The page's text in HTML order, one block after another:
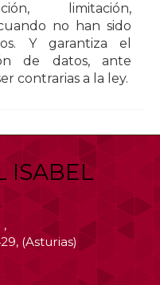
limitación,
no han sido
Y garantiza el
de datos, ante
contrarias a la ley.
ISABEL
,
, (Asturias)